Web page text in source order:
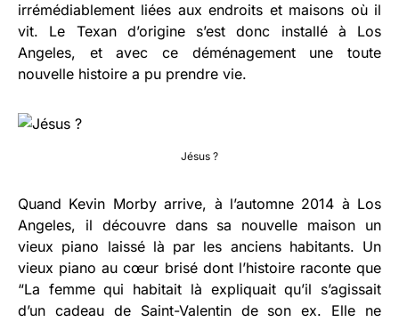
irrémédiablement liées aux endroits et maisons où il
vit. Le Texan d’origine s’est donc installé à Los
Angeles, et avec ce déménagement une toute
nouvelle histoire a pu prendre vie.
Jésus ?
Quand Kevin Morby arrive, à l’automne 2014 à Los
Angeles, il découvre dans sa nouvelle maison un
vieux piano laissé là par les anciens habitants. Un
vieux piano au cœur brisé dont l’histoire raconte que
“La femme qui habitait là expliquait qu’il s’agissait
d’un cadeau de Saint-Valentin de son ex. Elle ne